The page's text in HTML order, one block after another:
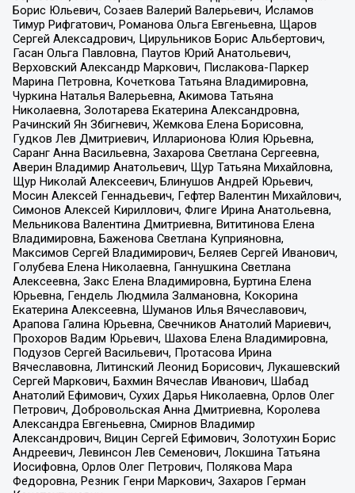
Борис Юльевич, Созаев Валерий Валерьевич, Исламов
Тимур Рифгатович, Романова Ольга Евгеньевна, Щаров
Сергей Алексадрович, Цирульников Борис Альбертович,
Гасан Ольга Павловна, Паутов Юрий Анатольевич,
Верховский Александр Маркович, Пислакова-Паркер
Марина Петровна, Кочеткова Татьяна Владимировна,
Чуркина Наталья Валерьевна, Акимова Татьяна
Николаевна, Золотарева Екатерина Александровна,
Рачинский Ян Збигневич, Жемкова Елена Борисовна,
Гудков Лев Дмитриевич, Илларионова Юлия Юрьевна,
Саранг Анна Васильевна, Захарова Светлана Сергеевна,
Аверин Владимир Анатольевич, Щур Татьяна Михайловна,
Щур Николай Алексеевич, Блинушов Андрей Юрьевич,
Мосин Алексей Геннадьевич, Гефтер Валентин Михайлович,
Симонов Алексей Кириллович, Флиге Ирина Анатольевна,
Мельникова Валентина Дмитриевна, Вититинова Елена
Владимировна, Баженова Светлана Куприяновна,
Максимов Сергей Владимирович, Беляев Сергей Иванович,
Голубева Елена Николаевна, Ганнушкина Светлана
Алексеевна, Закс Елена Владимировна, Буртина Елена
Юрьевна, Гендель Людмила Залмановна, Кокорина
Екатерина Алексеевна, Шуманов Илья Вячеславович,
Арапова Галина Юрьевна, Свечников Анатолий Мариевич,
Прохоров Вадим Юрьевич, Шахова Елена Владимировна,
Подузов Сергей Васильевич, Протасова Ирина
Вячеславовна, Литинский Леонид Борисович, Лукашевский
Сергей Маркович, Бахмин Вячеслав Иванович, Шабад
Анатолий Ефимович, Сухих Дарья Николаевна, Орлов Олег
Петрович, Добровольская Анна Дмитриевна, Королева
Александра Евгеньевна, Смирнов Владимир
Александрович, Вицин Сергей Ефимович, Золотухин Борис
Андреевич, Левинсон Лев Семенович, Локшина Татьяна
Иосифовна, Орлов Олег Петрович, Полякова Мара
Федоровна, Резник Генри Маркович, Захаров Герман